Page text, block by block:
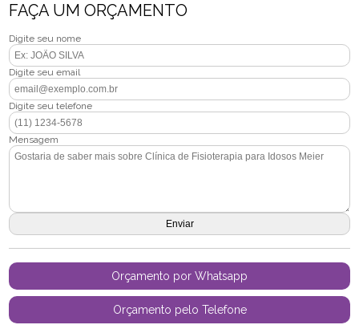
FAÇA UM ORÇAMENTO
Digite seu nome
Digite seu email
Digite seu telefone
Mensagem
Orçamento por Whatsapp
Orçamento pelo Telefone